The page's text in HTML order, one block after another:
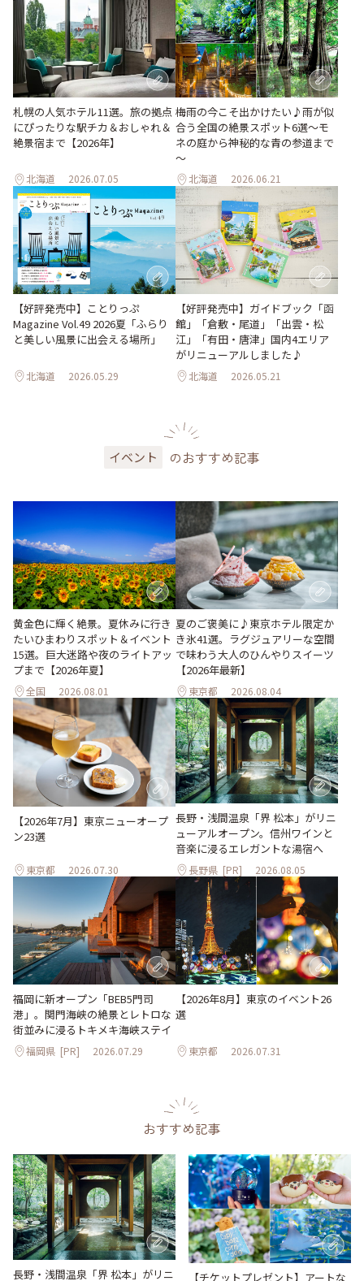
札幌の人気ホテル11選。旅の拠点
にぴったりな駅チカ＆おしゃれ＆
絶景宿まで【2026年】
北海道 2026.07.05
梅雨の今こそ出かけたい♪雨が似
合う全国の絶景スポット6選～モ
ネの庭から神秘的な青の参道まで
～
北海道 2026.06.21
【好評発売中】ことりっぷ
Magazine Vol.49 2026夏「ふらり
と美しい風景に出会える場所」
北海道 2026.05.29
【好評発売中】ガイドブック「函
館」「倉敷・尾道」「出雲・松
江」「有田・唐津」国内4エリア
がリニューアルしました♪
北海道 2026.05.21
イベント のおすすめ記事
黄金色に輝く絶景。夏休みに行き
たいひまわりスポット＆イベント
15選。巨大迷路や夜のライトアッ
プまで【2026年夏】
全国 2026.08.01
夏のご褒美に♪東京ホテル限定か
き氷41選。ラグジュアリーな空間
で味わう大人のひんやりスイーツ
【2026年最新】
東京都 2026.08.04
【2026年7月】東京ニューオープ
ン23選
東京都 2026.07.30
長野・浅間温泉「界 松本」がリニ
ューアルオープン。信州ワインと
音楽に浸るエレガントな湯宿へ
長野県 [PR] 2026.08.05
福岡に新オープン「BEB5門司
港」。関門海峡の絶景とレトロな
街並みに浸るトキメキ海峡ステイ
福岡県 [PR] 2026.07.29
【2026年8月】東京のイベント26
選
東京都 2026.07.31
おすすめ記事
長野・浅間温泉「界 松本」がリニ 【チケットプレゼント】アートな